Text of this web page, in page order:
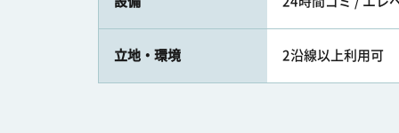
立地・環境 2沿線以上利用可